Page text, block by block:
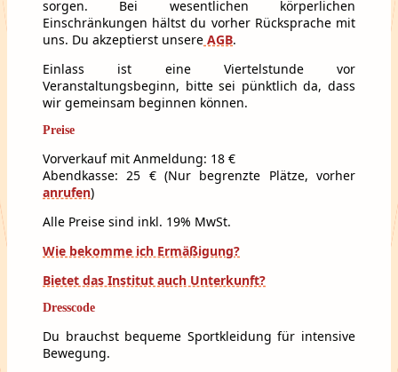
sorgen. Bei wesentlichen körperlichen
Einschränkungen hältst du vorher Rücksprache mit
uns. Du akzeptierst unsere AGB.
Einlass ist eine Viertelstunde vor
Veranstaltungsbeginn, bitte sei pünktlich da, dass
wir gemeinsam beginnen können.
Preise
Vorverkauf mit Anmeldung: 18 €
Abendkasse: 25 € (Nur begrenzte Plätze, vorher
anrufen)
Alle Preise sind inkl. 19% MwSt.
Wie bekomme ich Ermäßigung?
Bietet das Institut auch Unterkunft?
Dresscode
Du brauchst bequeme Sportkleidung für intensive
Bewegung.